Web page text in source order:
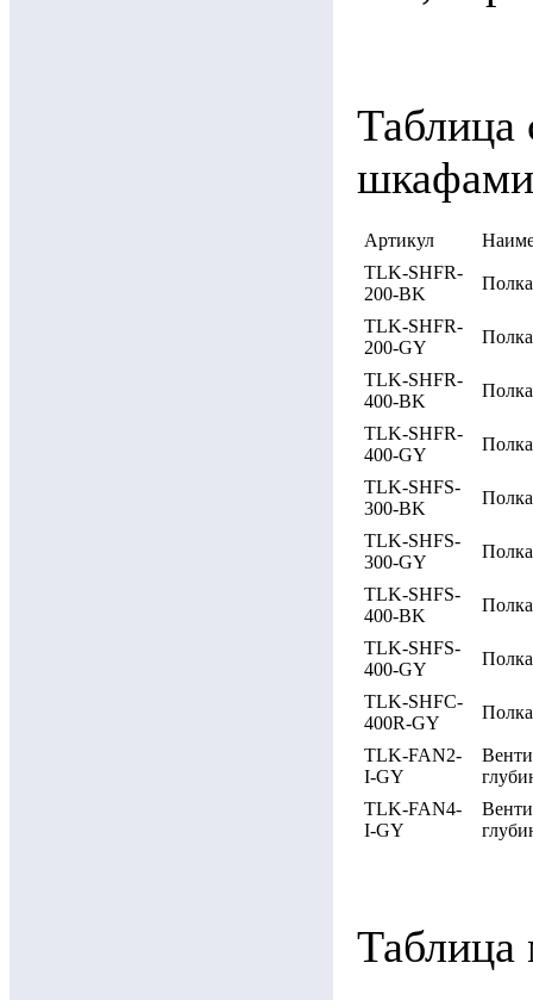
Таблица
Артикул
TLK-SHFR-
200-BK
TLK-SHFR-
200-GY
TLK-SHFR-
400-BK
TLK-SHFR-
400-GY
TLK-SHFS-
300-BK
TLK-SHFS-
300-GY
TLK-SHFS-
400-BK
TLK-SHFS-
400-GY
TLK-SHFC-
400R-GY
TLK-FAN2-
I-GY
TLK-FAN4-
I-GY
Таблица